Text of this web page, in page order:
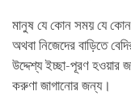
মানুষ যে কোন সময় যে কোন
অথবা নিজেদের বাড়িতে
উদ্দেশ্য ইচ্ছা-পূরণ হওয়ার
করুণা জাগানোর জন্য।